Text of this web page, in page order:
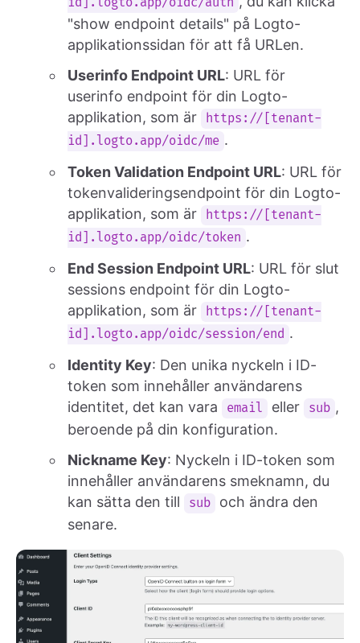
"show endpoint details" på Logto-
applikationssidan för att få URLen.
Userinfo Endpoint URL: URL för
userinfo endpoint för din Logto-
applikation, som är
https://[tenant-
id].logto.app/oidc/me .
Token Validation Endpoint URL: URL för
tokenvalideringsendpoint för din Logto-
applikation, som är
https://[tenant-
id].logto.app/oidc/token .
End Session Endpoint URL: URL för slut
sessions endpoint för din Logto-
applikation, som är
https://[tenant-
id].logto.app/oidc/session/end .
Identity Key: Den unika nyckeln i ID-
token som innehåller användarens
identitet, det kan vara
email eller sub ,
beroende på din konfiguration.
Nickname Key: Nyckeln i ID-token som
innehåller användarens smeknamn, du
kan sätta den till
sub
och ändra den
senare.